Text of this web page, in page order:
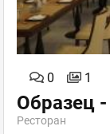
0 1
Образец
Ресторан